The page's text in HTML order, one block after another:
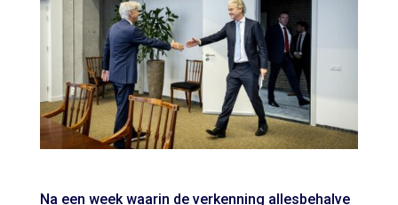
Na een week waarin de verkenning allesbehalve